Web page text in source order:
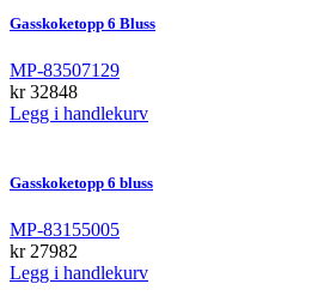
Gasskoketopp 6 Bluss
MP-83507129
kr32848
Legg i handlekurv
Gasskoketopp 6 bluss
MP-83155005
kr27982
Legg i handlekurv